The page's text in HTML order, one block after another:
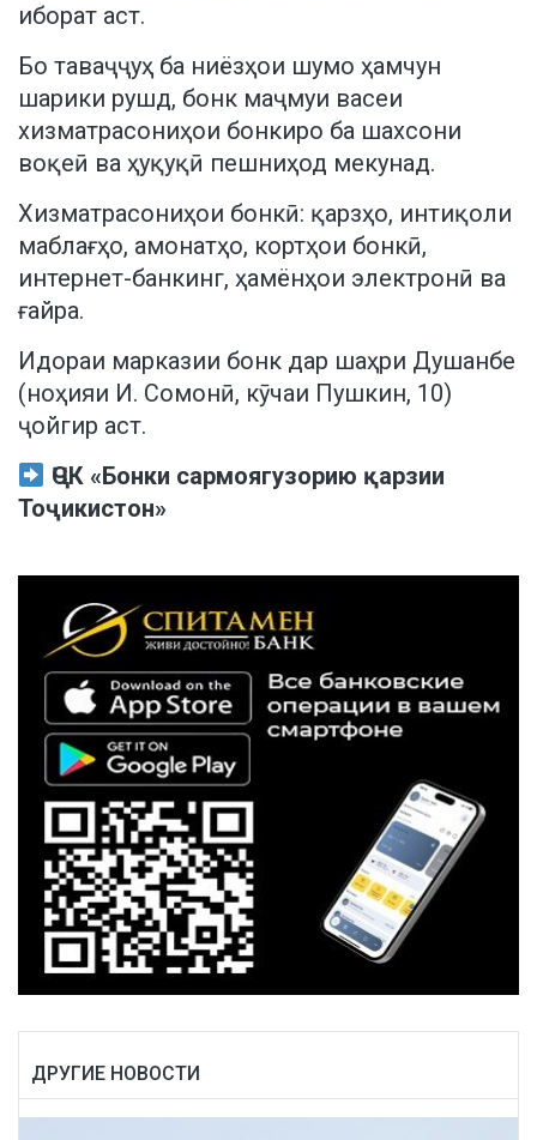
иборат аст.
Бо таваҷҷуҳ ба ниёзҳои шумо ҳамчун
шарики рушд, бонк маҷмуи васеи
хизматрасониҳои бонкиро ба шахсони
воқеӣ ва ҳуқуқӣ пешниҳод мекунад.
Хизматрасониҳои бонкӣ: қарзҳо, интиқоли
маблағҳо, амонатҳо, кортҳои бонкӣ,
интернет-банкинг, ҳамёнҳои электронӣ ва
ғайра.
Идораи марказии бонк дар шаҳри Душанбе
(ноҳияи И. Сомонӣ, кӯчаи Пушкин, 10)
ҷойгир аст.
ҶСК «Бонки сармоягузорию қарзии
Тоҷикистон»
ДРУГИЕ НОВОСТИ